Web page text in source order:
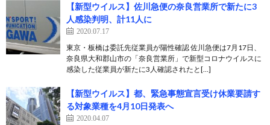
【新型ウイルス】佐川急便の奈良営業所で新たに3
人感染判明、計11人に
2020.07.17
東京・板橋は委託先従業員が陽性確認 佐川急便は7月17日、
奈良県大和郡山市の「奈良営業所」で新型コロナウイルスに
感染した従業員が新たに3人確認されたと[…]
【新型ウイルス】都、緊急事態宣言受け休業要請す
る対象業種を4月10日発表へ
2020.04.07